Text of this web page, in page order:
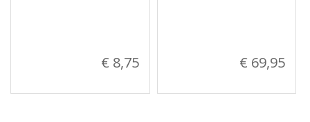
€ 8,75 € 69,95